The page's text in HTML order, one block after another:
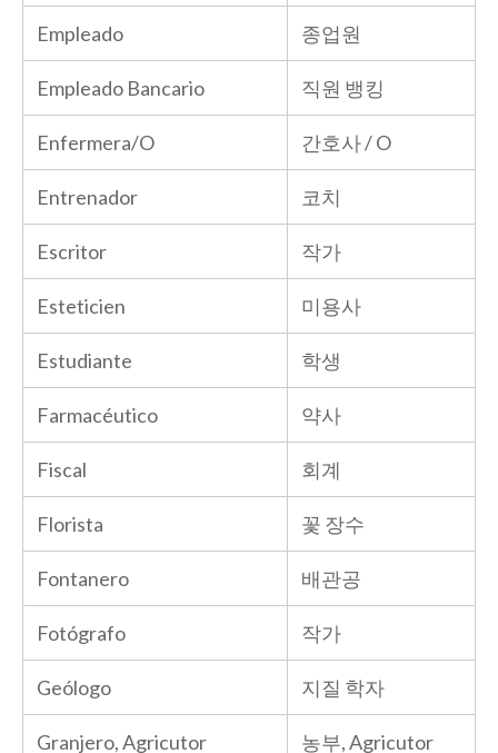
Empleado 종업원
Empleado Bancario 직원 뱅킹
Enfermera/O 간호사 / O
Entrenador 코치
Escritor 작가
Esteticien 미용사
Estudiante 학생
Farmacéutico 약사
Fiscal 회계
Florista 꽃 장수
Fontanero 배관공
Fotógrafo 작가
Geólogo 지질 학자
Granjero, Agricutor 농부, Agricutor